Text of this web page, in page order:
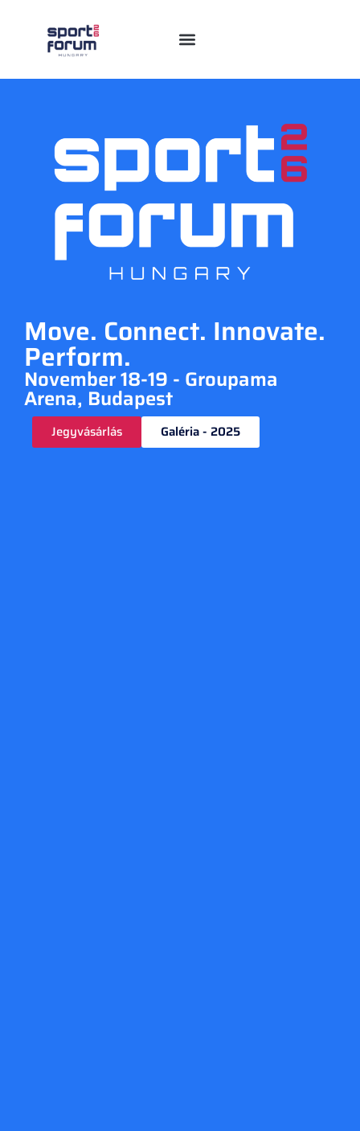
Move. Connect. Innovate.
Perform.
November 18-19 - Groupama
Arena, Budapest
Jegyvásárlás Galéria - 2025